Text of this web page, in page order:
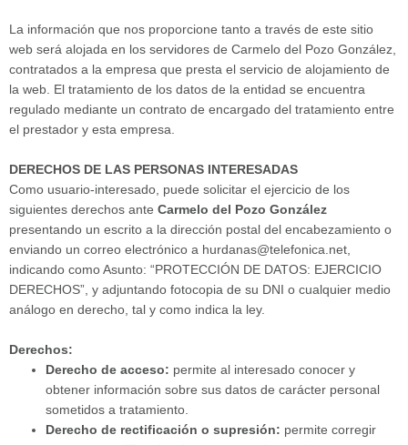
La información que nos proporcione tanto a través de este sitio
web será alojada en los servidores de Carmelo del Pozo González,
contratados a la empresa que presta el servicio de alojamiento de
la web. El tratamiento de los datos de la entidad se encuentra
regulado mediante un contrato de encargado del tratamiento entre
el prestador y esta empresa.
DERECHOS DE LAS PERSONAS INTERESADAS
Como usuario-interesado, puede solicitar el ejercicio de los
siguientes derechos ante Carmelo del Pozo González
presentando un escrito a la dirección postal del encabezamiento o
enviando un correo electrónico a hurdanas@telefonica.net,
indicando como Asunto: “PROTECCIÓN DE DATOS: EJERCICIO
DERECHOS”, y adjuntando fotocopia de su DNI o cualquier medio
análogo en derecho, tal y como indica la ley.
Derechos:
Derecho de acceso: permite al interesado conocer y
obtener información sobre sus datos de carácter personal
sometidos a tratamiento.
Derecho de rectificación o supresión: permite corregir